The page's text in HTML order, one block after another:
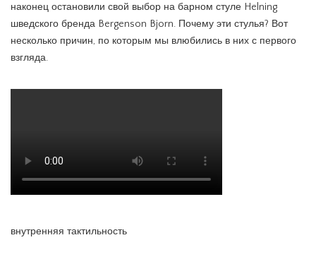
наконец остановили свой выбор на барном стуле Helning
шведского бренда Bergenson Bjorn. Почему эти стулья? Вот
несколько причин, по которым мы влюбились в них с первого
взгляда.
внутренняя тактильность